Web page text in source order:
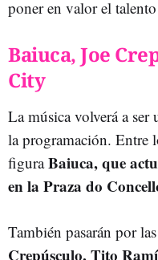
poner en valor el
Baiuca, Joe
City
La música volverá a ser
la programación. Entre
figuraBaiuca, que
en la Praza do
También pasarán por
Crepúsculo, Tito